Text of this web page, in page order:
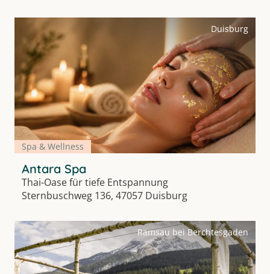
Duisburg
Spa & Wellness
Antara Spa
Thai-Oase für tiefe Entspannung
Sternbuschweg 136, 47057 Duisburg
Ramsau bei Berchtesgaden